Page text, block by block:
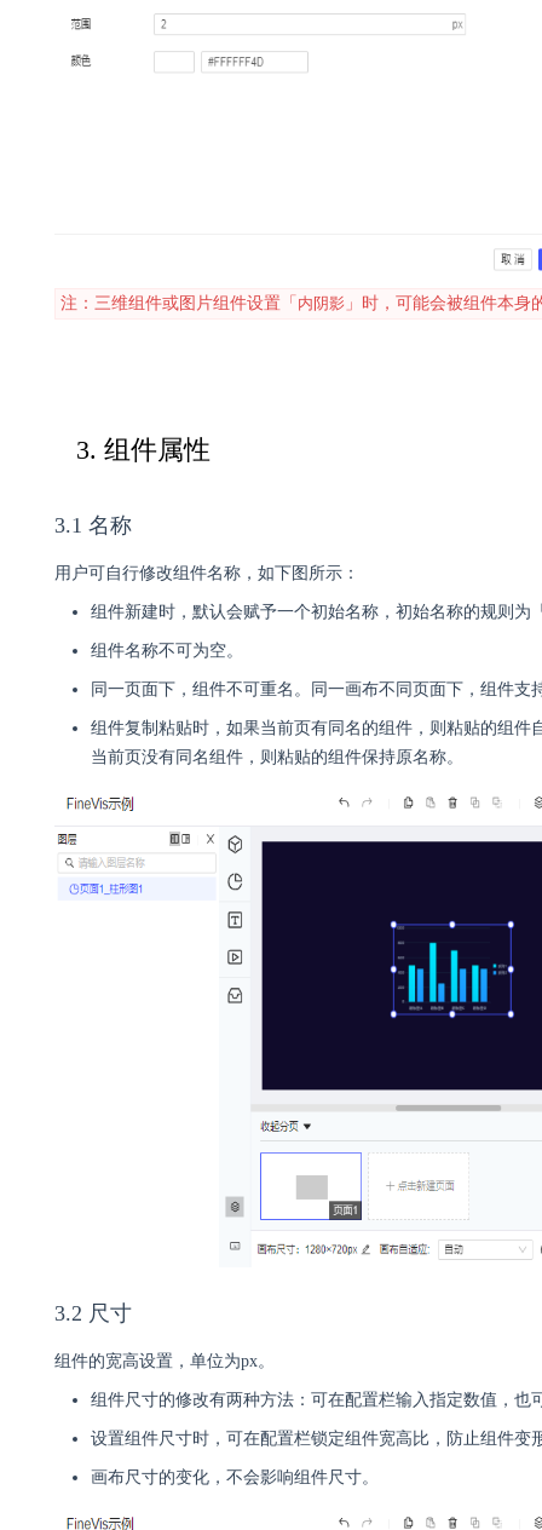
注：三维组件或图片组件设置「 内阴影 」时，可能会被组件本身
3. 组件属性
3.1 名称
用户可自行修改组件名称，如下图所示：
组件新建时，默认会赋予一个初始名称，初始名称的规则为
组件名称不可为空。
同一页面下，组件不可重名。同一画布不同页面下，组件支
组件复制粘贴时，如果当前页有同名的组件，则粘贴的组件
当前页没有同名组件，则粘贴的组件保持原名称。
3.2 尺寸
组件的宽高设置，单位为px。
组件尺寸的修改有两种方法：可在配置栏输入指定数值，也
设置组件尺寸时，可在配置栏锁定组件宽高比，防止组件变
画布尺寸的变化，不会影响组件尺寸。